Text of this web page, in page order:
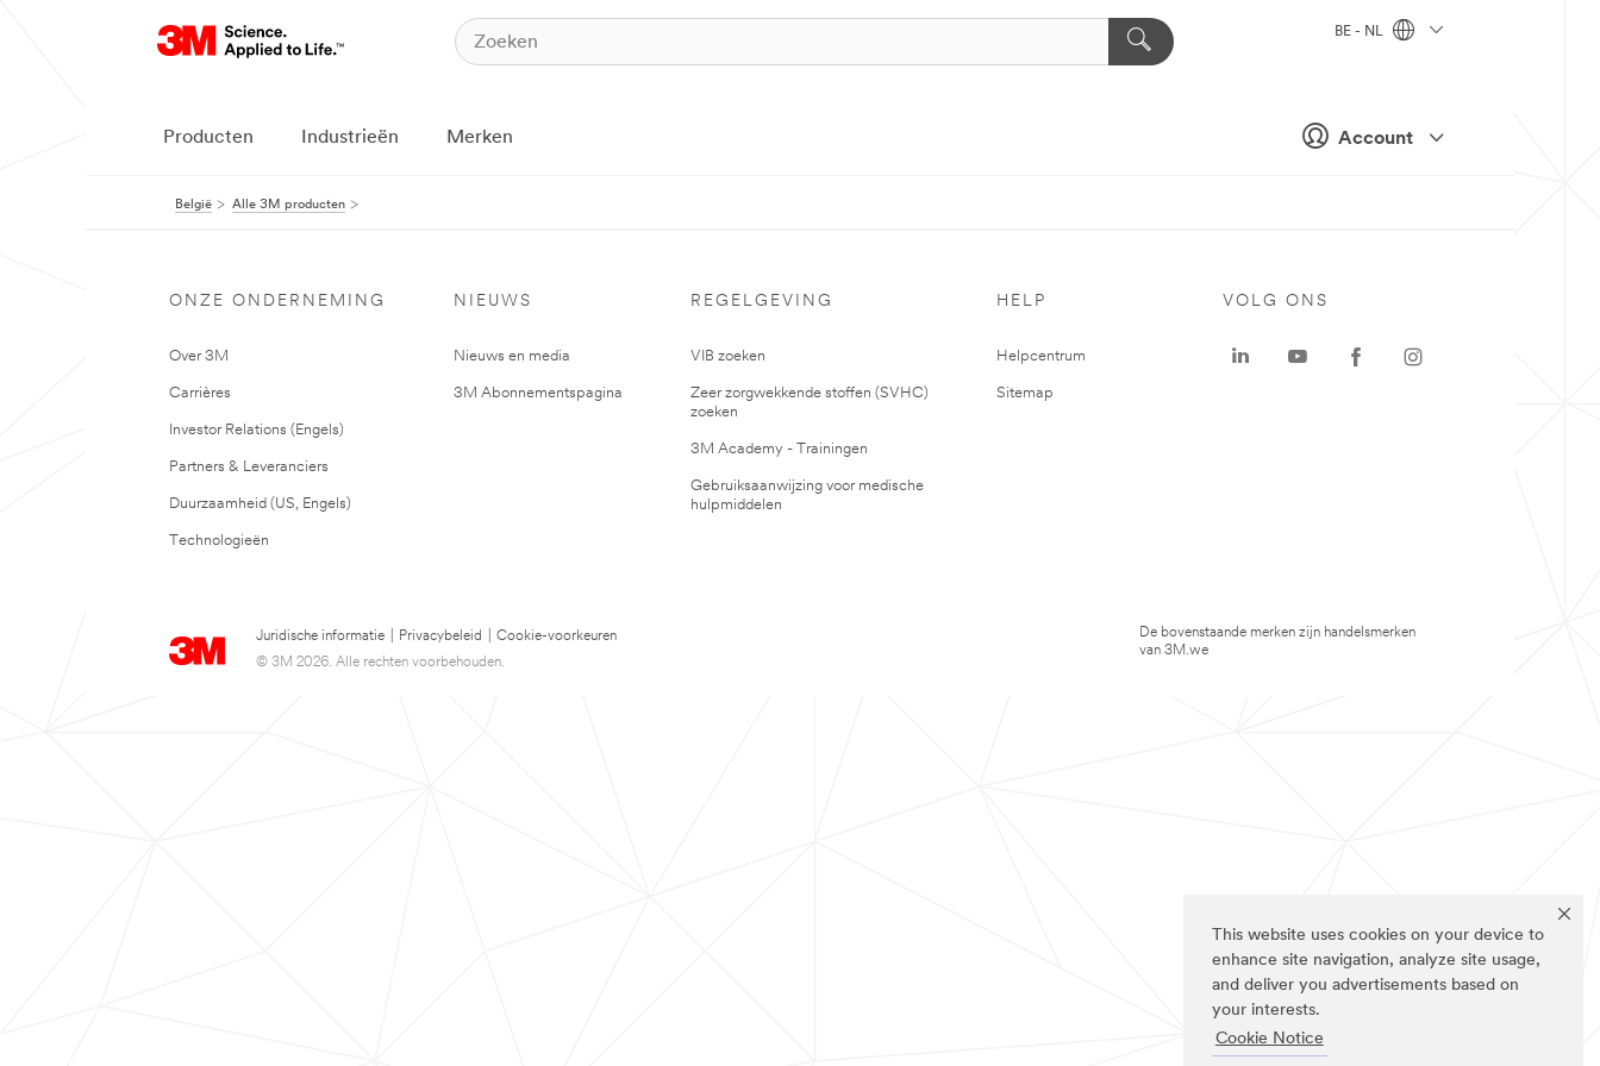
This website uses cookies on your device to
enhance site navigation, analyze site usage,
and deliver you advertisements based on
your interests.
Cookie Notice
Account
BE - NL
Producten Industrieën Merken
België Alle 3M producten
ONZE ONDERNEMING
Over 3M
Carrières
Investor Relations (Engels)
Partners & Leveranciers
Duurzaamheid (US, Engels)
Technologieën
NIEUWS
Nieuws en media
3M Abonnementspagina
REGELGEVING
VIB zoeken
Zeer zorgwekkende stoffen (SVHC)
zoeken
3M Academy - Trainingen
Gebruiksaanwijzing voor medische
hulpmiddelen
HELP
Helpcentrum
Sitemap
Juridische informatie Privacybeleid
Cookie-voorkeuren
© 3M 2026. Alle rechten voorbehouden.
VOLG ONS
De bovenstaande merken zijn handelsmerken
van 3M.we